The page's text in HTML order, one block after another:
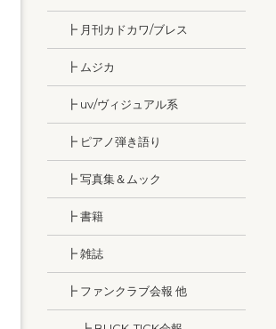
┣ 月刊カドカワ/ブレス
┣ ムジカ
┣ uv/ヴィジュアル系
┣ ピアノ弾き語り
┣ 写真集＆ムック
┣ 書籍
┣ 雑誌
┣ ファンクラブ会報 他